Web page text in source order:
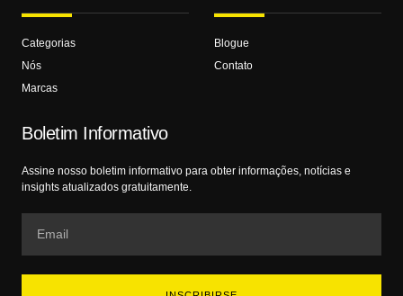
Categorias
Nós
Marcas
Blogue
Contato
Boletim Informativo
Assine nosso boletim informativo para obter informações, notícias e
insights atualizados gratuitamente.